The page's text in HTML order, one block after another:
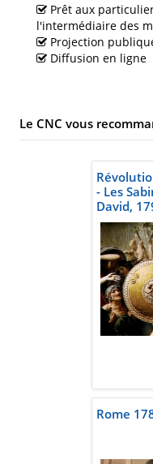
Prêt aux
l'intermédiaire des
Projection
Diffusion en ligne
Le CNC vous
- Les
David,
Rome